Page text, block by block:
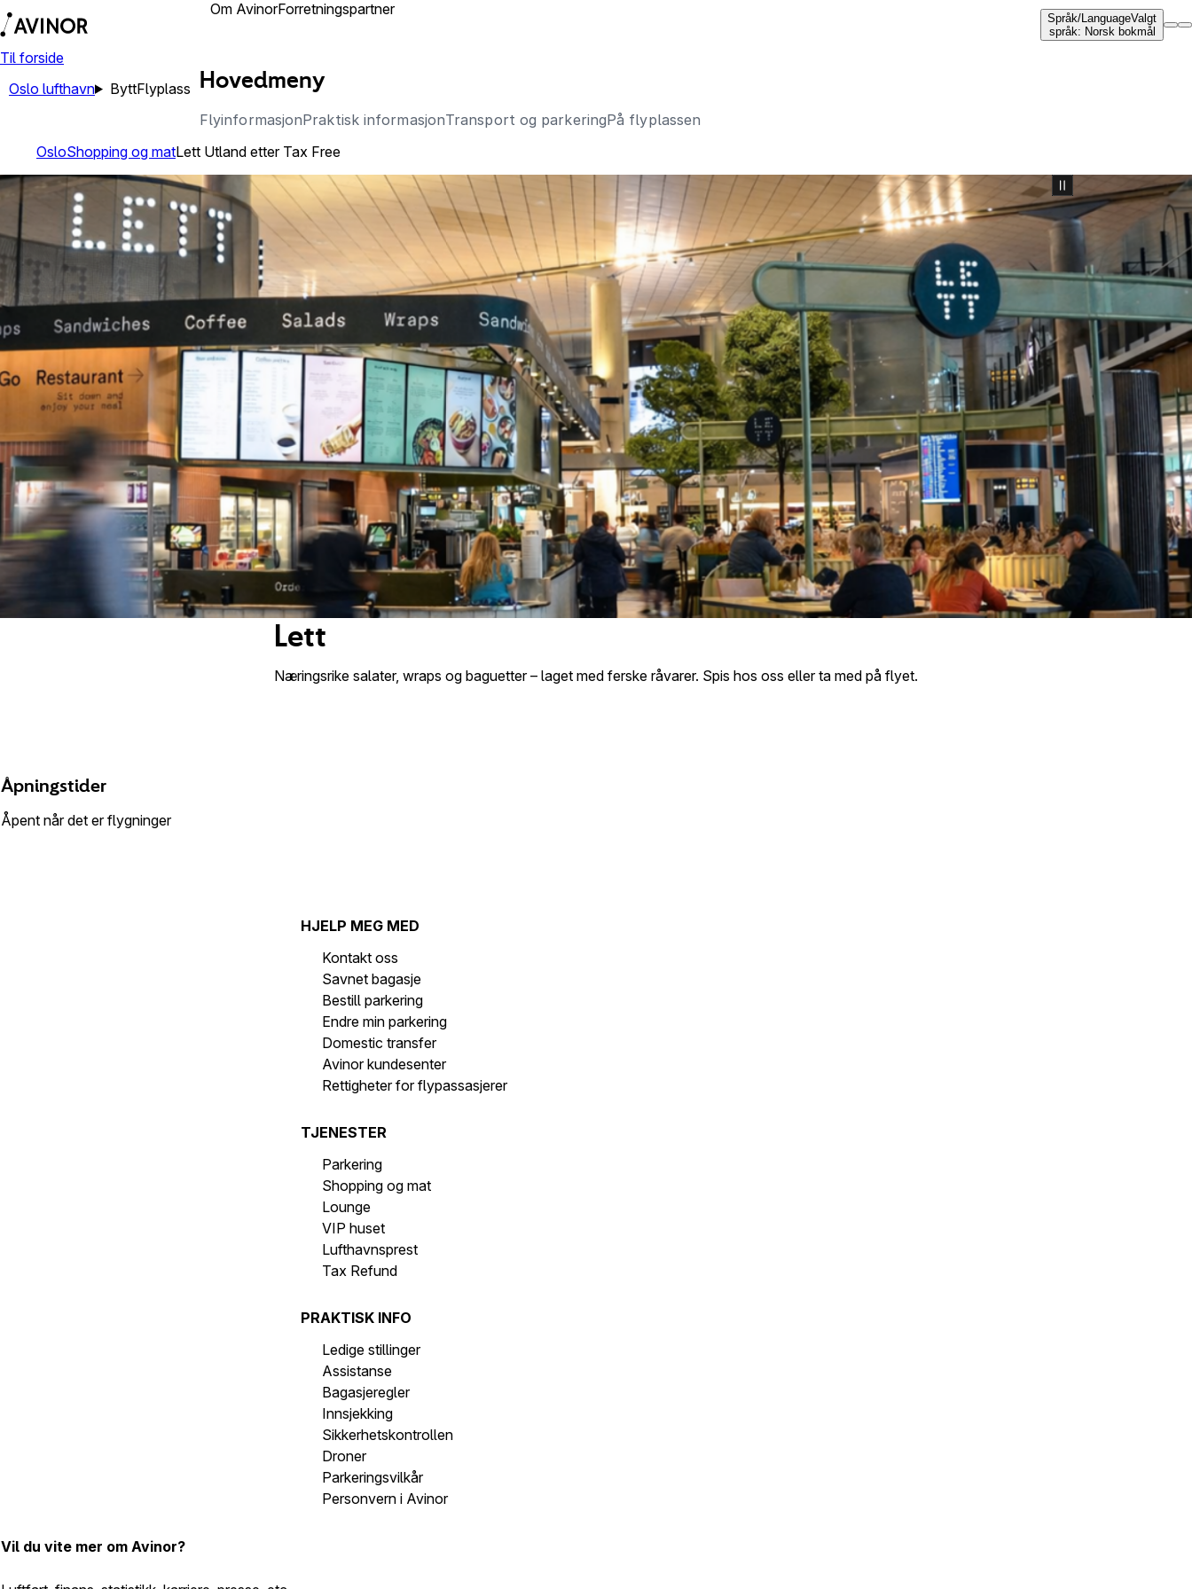
Til forside
Om AvinorForretningspartner
Oslo lufthavn ByttFlyplass Hovedmeny
FlyinformasjonPraktisk informasjonTransport og parkeringPå flyplassen
Språk/LanguageValgt
språk: Norsk bokmål
OsloShopping og matLett Utland etter Tax Free
Lett
Næringsrike salater, wraps og baguetter – laget med ferske råvarer. Spis hos oss eller ta med på flyet.
Åpningstider
Åpent når det er flygninger
HJELP MEG MED
Kontakt oss
Savnet bagasje
Bestill parkering
Endre min parkering
Domestic transfer
Avinor kundesenter
Rettigheter for flypassasjerer
TJENESTER
Parkering
Shopping og mat
Lounge
VIP huset
Lufthavnsprest
Tax Refund
PRAKTISK INFO
Ledige stillinger
Assistanse
Bagasjeregler
Innsjekking
Sikkerhetskontrollen
Droner
Parkeringsvilkår
Personvern i Avinor
Vil du vite mer om Avinor?